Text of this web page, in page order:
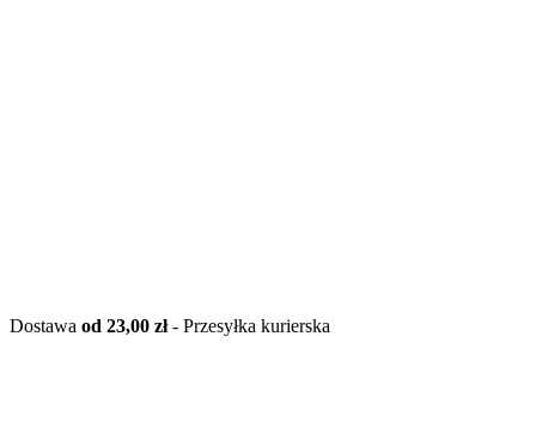
Dostawa od 23,00 zł- Przesyłka kurierska